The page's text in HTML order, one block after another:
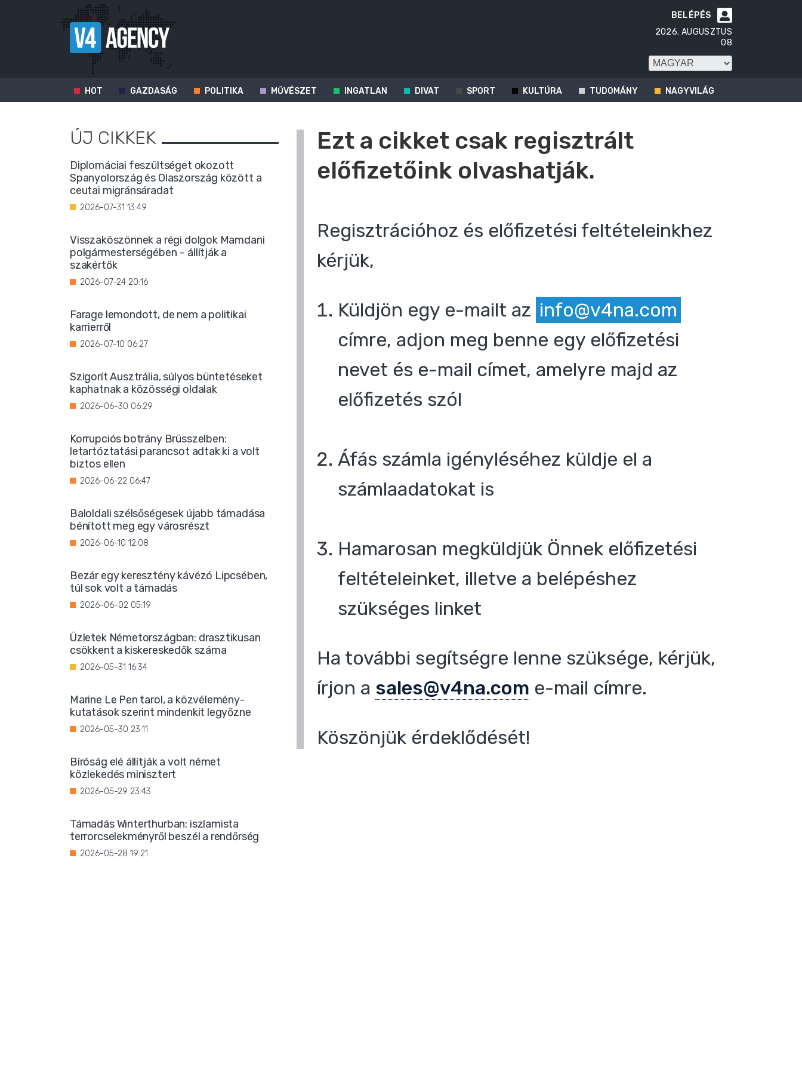

BELÉPÉS
2026. AUGUSZTUS
08
HOT GAZDASÁG POLITIKA MŰVÉSZET INGATLAN DIVAT SPORT KULTÚRA TUDOMÁNY NAGYVILÁG
Ezt a cikket csak regisztrált
előfizetőink olvashatják.
Regisztrációhoz és előfizetési feltételeinkhez
kérjük,
Küldjön egy e-mailt az info@v4na.com
címre, adjon meg benne egy előfizetési
nevet és e-mail címet, amelyre majd az
előfizetés szól
Áfás számla igényléséhez küldje el a
számlaadatokat is
Hamarosan megküldjük Önnek előfizetési
feltételeinket, illetve a belépéshez
szükséges linket
Ha további segítségre lenne szüksége, kérjük,
írjon a sales@v4na.com e-mail címre.
Köszönjük érdeklődését!
ÚJ CIKKEK
Diplomáciai feszültséget okozott
Spanyolország és Olaszország között a
ceutai migránsáradat
2026-07-31 13:49
Visszaköszönnek a régi dolgok Mamdani
polgármesterségében – állítják a
szakértők
2026-07-24 20:16
Farage lemondott, de nem a politikai
karrierről
2026-07-10 06:27
Szigorít Ausztrália, súlyos büntetéseket
kaphatnak a közösségi oldalak
2026-06-30 06:29
Korrupciós botrány Brüsszelben:
letartóztatási parancsot adtak ki a volt
biztos ellen
2026-06-22 06:47
Baloldali szélsőségesek újabb támadása
bénított meg egy városrészt
2026-06-10 12:08
Bezár egy keresztény kávézó Lipcsében,
túl sok volt a támadás
2026-06-02 05:19
Üzletek Németországban: drasztikusan
csökkent a kiskereskedők száma
2026-05-31 16:34
Marine Le Pen tarol, a közvélemény-
kutatások szerint mindenkit legyőzne
2026-05-30 23:11
Bíróság elé állítják a volt német
közlekedés minisztert
2026-05-29 23:43
Támadás Winterthurban: iszlamista
terrorcselekményről beszél a rendőrség
2026-05-28 19:21